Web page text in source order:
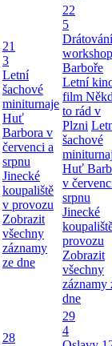
21
3
Letní
šachové
miniturnaje
Huť
Barbora v
červenci a
srpnu
Jinecké
koupaliště
v provozu
Zobrazit
všechny
záznamy
ze dne
22
5
Barboře
Letní
film
to rád v
Plzni
šachové
Huť
v
srpnu
Jinecké
provozu
Zobrazit
všechny
záznamy
dne
28
29
4